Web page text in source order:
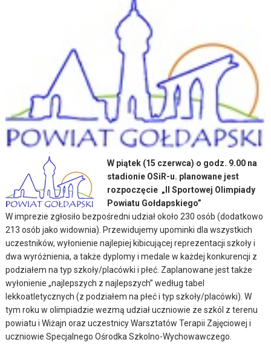
W piątek (15 czerwca) o godz. 9.00 na
stadionie OSiR-u. planowane jest
rozpoczęcie „II Sportowej Olimpiady
Powiatu Gołdapskiego”
W imprezie zgłosiło bezpośredni udział około 230 osób (dodatkowo
213 osób jako widownia). Przewidujemy upominki dla wszystkich
uczestników, wyłonienie najlepiej kibicującej reprezentacji szkoły i
dwa wyróżnienia, a także dyplomy i medale w każdej konkurencji z
podziałem na typ szkoły/placówki i płeć. Zaplanowane jest także
wyłonienie „najlepszych z najlepszych” według tabel
lekkoatletycznych (z podziałem na płeć i typ szkoły/placówki). W
tym roku w olimpiadzie wezmą udział uczniowie ze szkól z terenu
powiatu i Wiżajn oraz uczestnicy Warsztatów Terapii Zajęciowej i
uczniowie Specjalnego Ośrodka Szkolno-Wychowawczego.